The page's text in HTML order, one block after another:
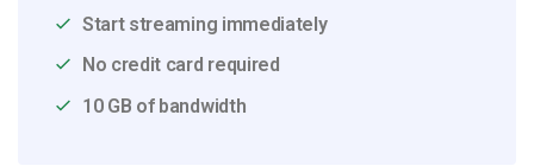
Start streaming immediately
No credit card required
10 GB of bandwidth